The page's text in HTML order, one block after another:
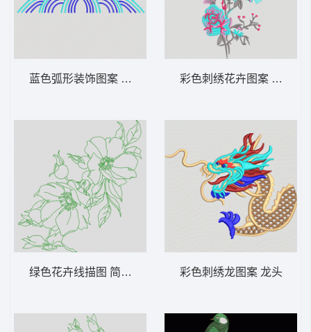
蓝色弧形装饰图案 波浪
绿色花卉线描图 简笔花
彩色刺绣花卉图案 靓花
彩色刺绣龙图案 龙头